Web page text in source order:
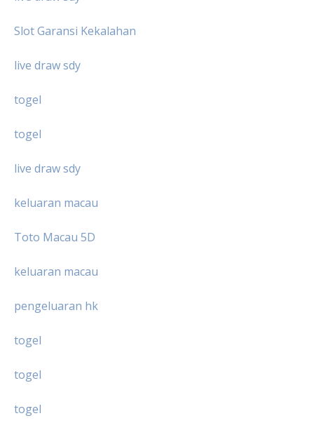
Slot Garansi Kekalahan
live draw sdy
togel
togel
live draw sdy
keluaran macau
Toto Macau 5D
keluaran macau
pengeluaran hk
togel
togel
togel